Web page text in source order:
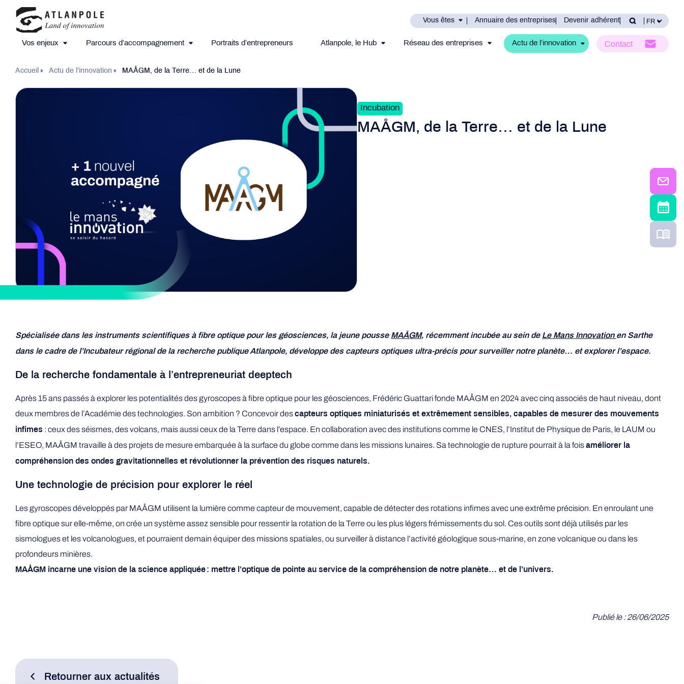
Vous êtes Annuaire des entreprises Devenir adhérent
Vos enjeux Parcours d’accompagnement Portraits d’entrepreneurs Atlanpole, le Hub Réseau des entreprises Actu de l’innovation Contact
Accueil Actu de l’innovation MAÅGM, de la Terre… et de la Lune
Incubation
MAÅGM, de la Terre… et de la Lune
Spécialisée dans les instruments scientifiques à fibre optique pour les géosciences, la jeune pousse MAÅGM, récemment incubée au sein de Le Mans Innovation en Sarthe
dans le cadre de l’Incubateur régional de la recherche publique Atlanpole, développe des capteurs optiques ultra-précis pour surveiller notre planète… et explorer l’espace.
De la recherche fondamentale à l’entrepreneuriat deeptech
Après 15 ans passés à explorer les potentialités des gyroscopes à fibre optique pour les géosciences, Frédéric Guattari fonde MAÅGM en 2024 avec cinq associés de haut niveau, dont
deux membres de l’Académie des technologies. Son ambition ? Concevoir des capteurs optiques miniaturisés et extrêmement sensibles, capables de mesurer des mouvements
infimes : ceux des séismes, des volcans, mais aussi ceux de la Terre dans l’espace. En collaboration avec des institutions comme le CNES, l’Institut de Physique de Paris, le LAUM ou
l’ESEO, MAÅGM travaille à des projets de mesure embarquée à la surface du globe comme dans les missions lunaires. Sa technologie de rupture pourrait à la fois améliorer la
compréhension des ondes gravitationnelles et révolutionner la prévention des risques naturels.
Une technologie de précision pour explorer le réel
Les gyroscopes développés par MAÅGM utilisent la lumière comme capteur de mouvement, capable de détecter des rotations infimes avec une extrême précision. En enroulant une
fibre optique sur elle-même, on crée un système assez sensible pour ressentir la rotation de la Terre ou les plus légers frémissements du sol. Ces outils sont déjà utilisés par les
sismologues et les volcanologues, et pourraient demain équiper des missions spatiales, ou surveiller à distance l’activité géologique sous-marine, en zone volcanique ou dans les
profondeurs minières.
MAÅGM incarne une vision de la science appliquée : mettre l’optique de pointe au service de la compréhension de notre planète… et de l’univers.
Publié le : 26/06/2025
Retourner aux actualités